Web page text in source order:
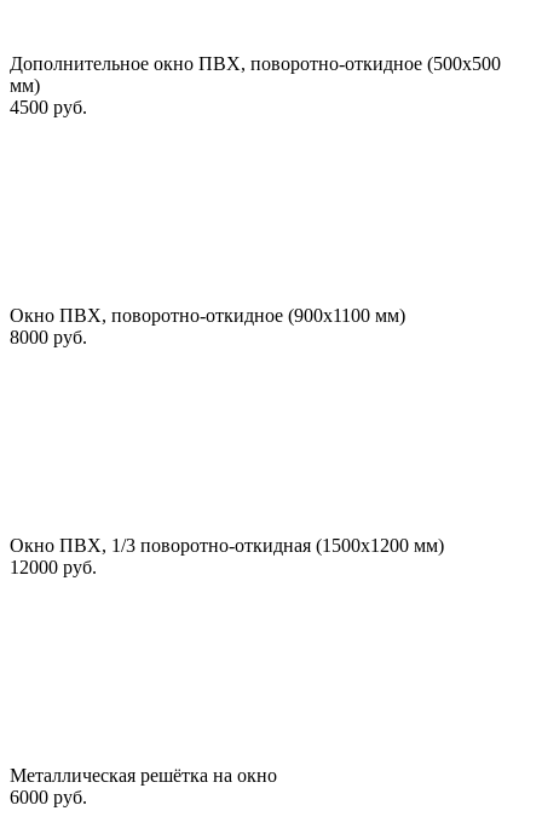
Дополнительное окно ПВХ, поворотно-откидное (500х500
мм)
4500 руб.
Окно ПВХ, поворотно-откидное (900х1100 мм)
8000 руб.
Окно ПВХ, 1/3 поворотно-откидная (1500х1200 мм)
12000 руб.
Металлическая решётка на окно
6000 руб.